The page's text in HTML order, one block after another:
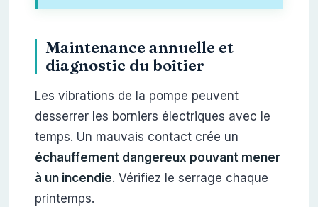
Maintenance annuelle et
diagnostic du boîtier
Les vibrations de la pompe peuvent
desserrer les borniers électriques avec le
temps. Un mauvais contact crée un
échauffement dangereux pouvant mener
à un incendie. Vérifiez le serrage chaque
printemps.